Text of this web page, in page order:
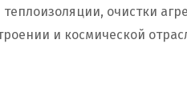
очистки
и космической